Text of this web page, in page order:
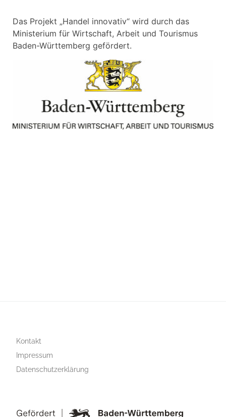
Das Projekt „Handel innovativ“ wird durch das
Ministerium für Wirtschaft, Arbeit und Tourismus
Baden-Württemberg gefördert.
Kontakt
Impressum
Datenschutzerklärung